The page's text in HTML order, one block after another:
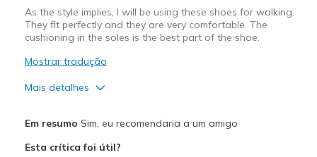
As the style implies, I will be using these shoes for walking.
They fit perfectly and they are very comfortable. The
cushioning in the soles is the best part of the shoe.
Mostrar tradução
Mais detalhes
Em resumo Sim, eu recomendaria a um amigo
Esta crítica foi útil?